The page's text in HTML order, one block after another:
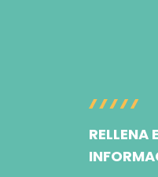
RELLENA